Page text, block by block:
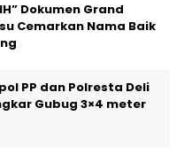
Dokumen Grand
Cemarkan Nama Baik
PP dan Polresta Deli
Gubug 3×4 meter